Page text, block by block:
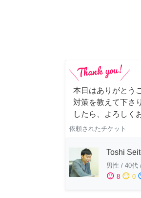
本日はありがとう
対策を教えて下さ
したら、よろしく
依頼されたチケット
Toshi
男性 / 40代
sentiment_satisfied 8 sentiment_neutral 0